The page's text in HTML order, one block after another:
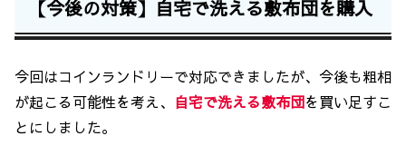
【今後の対策】自宅で洗える敷布団を購入
今回はコインランドリーで対応できましたが、今後も粗相
が起こる可能性を考え、 自宅で洗える敷布団を買い足すこ
とにしました。